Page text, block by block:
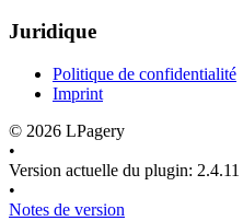
Juridique
Politique de confidentialité
Imprint
© 2026 LPagery
•
Version actuelle du plugin: 2.4.11
•
Notes de version